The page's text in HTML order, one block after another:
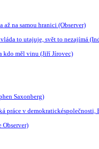
na samou hranici (Observer)
to utajuje, svět to nezajímá
kdo měl vinu (Jiří Jírovec)
Saxonberg)
práce v
Observer)